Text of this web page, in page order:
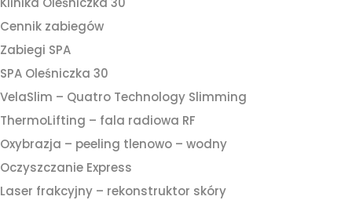
Cennik zabiegów
Zabiegi SPA
SPA Oleśniczka 30
VelaSlim – Quatro Technology Slimming
ThermoLifting – fala radiowa RF
Oxybrazja – peeling tlenowo – wodny
Oczyszczanie Express
Laser frakcyjny – rekonstruktor skóry